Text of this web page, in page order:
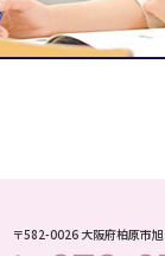
〒582-0026 大阪府柏原市